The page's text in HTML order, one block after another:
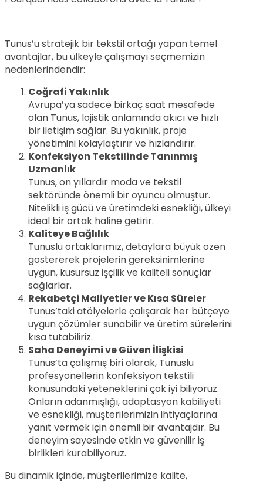
Tunus’u stratejik bir tekstil ortağı yapan temel
avantajlar, bu ülkeyle çalışmayı seçmemizin
nedenlerindendir:
Coğrafi Yakınlık
Avrupa’ya sadece birkaç saat mesafede
olan Tunus, lojistik anlamında akıcı ve hızlı
bir iletişim sağlar. Bu yakınlık, proje
yönetimini kolaylaştırır ve hızlandırır.
Konfeksiyon Tekstilinde Tanınmış
Uzmanlık
Tunus, on yıllardır moda ve tekstil
sektöründe önemli bir oyuncu olmuştur.
Nitelikli iş gücü ve üretimdeki esnekliği, ülkeyi
ideal bir ortak haline getirir.
Kaliteye Bağlılık
Tunuslu ortaklarımız, detaylara büyük özen
göstererek projelerin gereksinimlerine
uygun, kusursuz işçilik ve kaliteli sonuçlar
sağlarlar.
Rekabetçi Maliyetler ve Kısa Süreler
Tunus’taki atölyelerle çalışarak her bütçeye
uygun çözümler sunabilir ve üretim sürelerini
kısa tutabiliriz.
Saha Deneyimi ve Güven İlişkisi
Tunus’ta çalışmış biri olarak, Tunuslu
profesyonellerin konfeksiyon tekstili
konusundaki yeteneklerini çok iyi biliyoruz.
Onların adanmışlığı, adaptasyon kabiliyeti
ve esnekliği, müşterilerimizin ihtiyaçlarına
yanıt vermek için önemli bir avantajdır. Bu
deneyim sayesinde etkin ve güvenilir iş
birlikleri kurabiliyoruz.
Bu dinamik içinde, müşterilerimize kalite,